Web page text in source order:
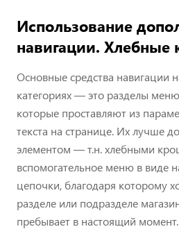
Использование
навигации. Хлебные
Основные средства навигации
категориях — это разделы
которые проставляют из
текста на странице. Их лучше
элементом — т.н. хлебными
вспомогательное меню в виде
цепочки, благодаря которому
разделе или подразделе
пребывает в настоящий